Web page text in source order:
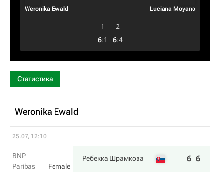
Weronika Ewald Luciana Moyano
1
2
6:1 6:4
Статистика
Weronika Ewald
25.07, 12:10
BNP
Paribas
Female
Ребекка Шрамкова 6 6